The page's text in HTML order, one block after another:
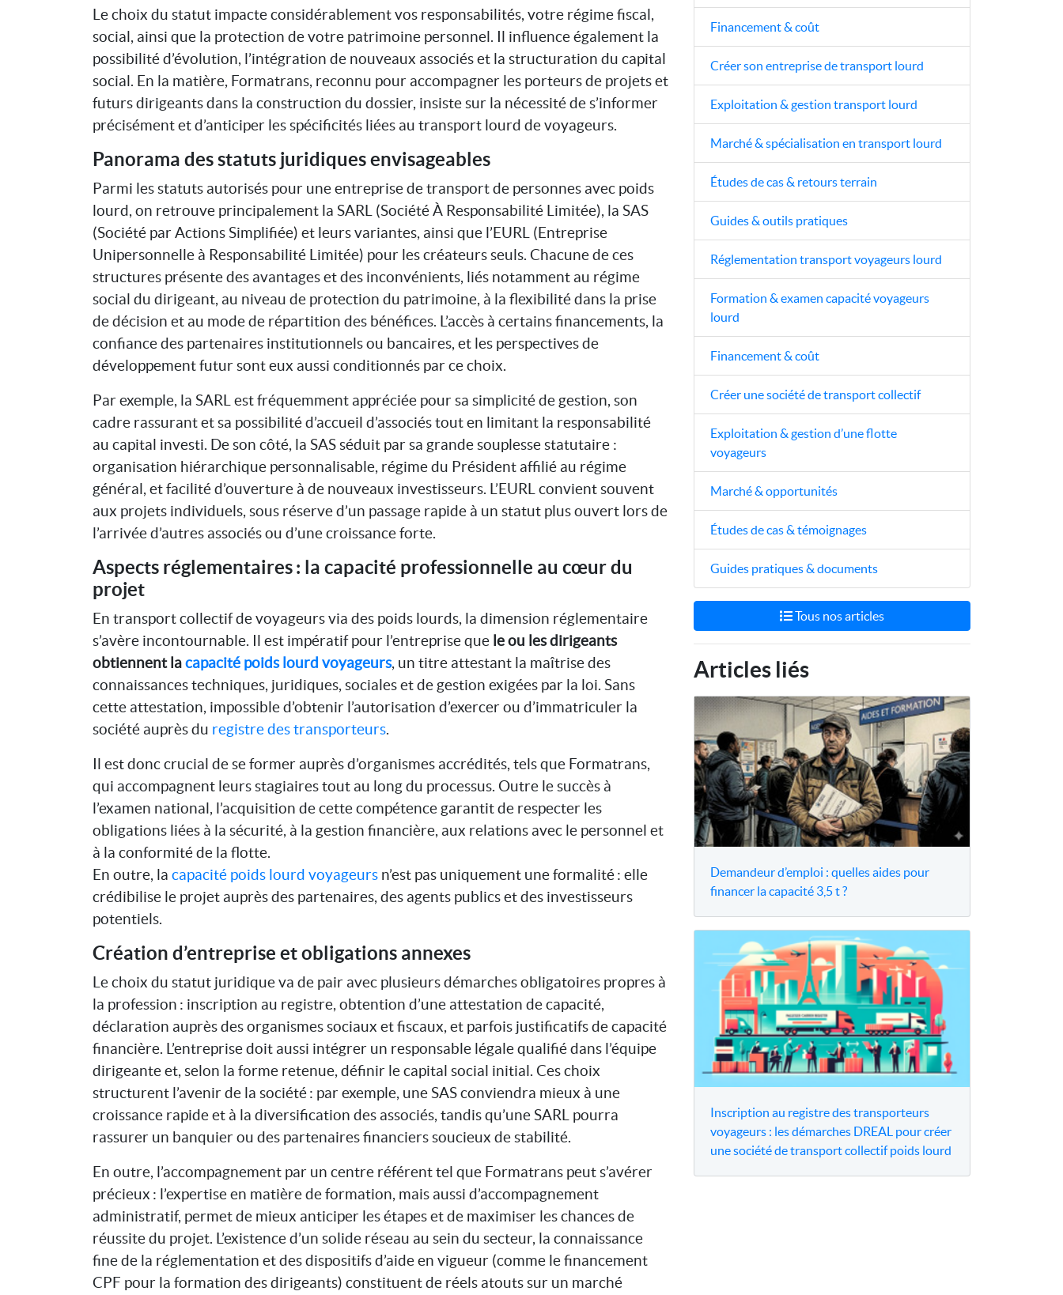
Le choix du statut impacte considérablement vos responsabilités, votre régime fiscal,
social, ainsi que la protection de votre patrimoine personnel. Il influence également la
possibilité d’évolution, l’intégration de nouveaux associés et la structuration du capital
social. En la matière, Formatrans, reconnu pour accompagner les porteurs de projets et
futurs dirigeants dans la construction du dossier, insiste sur la nécessité de s’informer
précisément et d’anticiper les spécificités liées au transport lourd de voyageurs.
Panorama des statuts juridiques envisageables
Parmi les statuts autorisés pour une entreprise de transport de personnes avec poids
lourd, on retrouve principalement la SARL (Société À Responsabilité Limitée), la SAS
(Société par Actions Simplifiée) et leurs variantes, ainsi que l’EURL (Entreprise
Unipersonnelle à Responsabilité Limitée) pour les créateurs seuls. Chacune de ces
structures présente des avantages et des inconvénients, liés notamment au régime
social du dirigeant, au niveau de protection du patrimoine, à la flexibilité dans la prise
de décision et au mode de répartition des bénéfices. L’accès à certains financements, la
confiance des partenaires institutionnels ou bancaires, et les perspectives de
développement futur sont eux aussi conditionnés par ce choix.
Par exemple, la SARL est fréquemment appréciée pour sa simplicité de gestion, son
cadre rassurant et sa possibilité d’accueil d’associés tout en limitant la responsabilité
au capital investi. De son côté, la SAS séduit par sa grande souplesse statutaire :
organisation hiérarchique personnalisable, régime du Président affilié au régime
général, et facilité d’ouverture à de nouveaux investisseurs. L’EURL convient souvent
aux projets individuels, sous réserve d’un passage rapide à un statut plus ouvert lors de
l’arrivée d’autres associés ou d’une croissance forte.
Aspects réglementaires : la capacité professionnelle au cœur du
projet
En transport collectif de voyageurs via des poids lourds, la dimension réglementaire
s’avère incontournable. Il est impératif pour l’entreprise que le ou les dirigeants
obtiennent lacapacité poids lourd voyageurs, un titre attestant la maîtrise des
connaissances techniques, juridiques, sociales et de gestion exigées par la loi. Sans
cette attestation, impossible d’obtenir l’autorisation d’exercer ou d’immatriculer la
société auprès du registre des transporteurs.
Il est donc crucial de se former auprès d’organismes accrédités, tels que Formatrans,
qui accompagnent leurs stagiaires tout au long du processus. Outre le succès à
l’examen national, l’acquisition de cette compétence garantit de respecter les
obligations liées à la sécurité, à la gestion financière, aux relations avec le personnel et
à la conformité de la flotte.
En outre, la capacité poids lourd voyageurs n’est pas uniquement une formalité : elle
crédibilise le projet auprès des partenaires, des agents publics et des investisseurs
potentiels.
Création d’entreprise et obligations annexes
Le choix du statut juridique va de pair avec plusieurs démarches obligatoires propres à
la profession : inscription au registre, obtention d’une attestation de capacité,
déclaration auprès des organismes sociaux et fiscaux, et parfois justificatifs de capacité
financière. L’entreprise doit aussi intégrer un responsable légale qualifié dans l’équipe
dirigeante et, selon la forme retenue, définir le capital social initial. Ces choix
structurent l’avenir de la société : par exemple, une SAS conviendra mieux à une
croissance rapide et à la diversification des associés, tandis qu’une SARL pourra
rassurer un banquier ou des partenaires financiers soucieux de stabilité.
En outre, l’accompagnement par un centre référent tel que Formatrans peut s’avérer
précieux : l’expertise en matière de formation, mais aussi d’accompagnement
administratif, permet de mieux anticiper les étapes et de maximiser les chances de
réussite du projet. L’existence d’un solide réseau au sein du secteur, la connaissance
fine de la réglementation et des dispositifs d’aide en vigueur (comme le financement
CPF pour la formation des dirigeants) constituent de réels atouts sur un marché
Financement & coût
Créer son entreprise de transport lourd
Exploitation & gestion transport lourd
Marché & spécialisation en transport lourd
Études de cas & retours terrain
Guides & outils pratiques
Réglementation transport voyageurs lourd
Formation & examen capacité voyageurs
lourd
Financement & coût
Créer une société de transport collectif
Exploitation & gestion d’une flotte
voyageurs
Marché & opportunités
Études de cas & témoignages
Guides pratiques & documents
Tous nos articles
Articles liés
Demandeur d’emploi : quelles aides pour
financer la capacité 3,5 t ?
Inscription au registre des transporteurs
voyageurs : les démarches DREAL pour créer
une société de transport collectif poids lourd